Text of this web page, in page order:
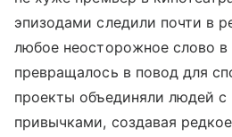
эпизодами следили почти в
любое неосторожное слово в
превращалось в повод для
проекты объединяли людей
привычками, создавая